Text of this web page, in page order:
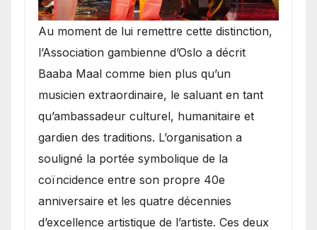
​Au moment de lui remettre cette distinction,
l’Association gambienne d’Oslo a décrit
Baaba Maal comme bien plus qu’un
musicien extraordinaire, le saluant en tant
qu’ambassadeur culturel, humanitaire et
gardien des traditions. L’organisation a
souligné la portée symbolique de la
coïncidence entre son propre 40e
anniversaire et les quatre décennies
d’excellence artistique de l’artiste. Ces deux